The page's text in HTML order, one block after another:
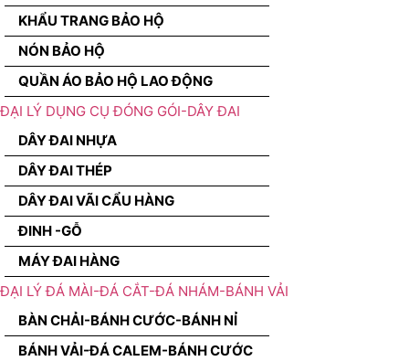
KHẨU TRANG BẢO HỘ
NÓN BẢO HỘ
QUẦN ÁO BẢO HỘ LAO ĐỘNG
ĐẠI LÝ DỤNG CỤ ĐÓNG GÓI-DÂY ĐAI
DÂY ĐAI NHỰA
DÂY ĐAI THÉP
DÂY ĐAI VÃI CẨU HÀNG
ĐINH -GỖ
MÁY ĐAI HÀNG
ĐẠI LÝ ĐÁ MÀI-ĐÁ CẮT-ĐÁ NHÁM-BÁNH VẢI
BÀN CHẢI-BÁNH CƯỚC-BÁNH NỈ
BÁNH VẢI-ĐÁ CALEM-BÁNH CƯỚC